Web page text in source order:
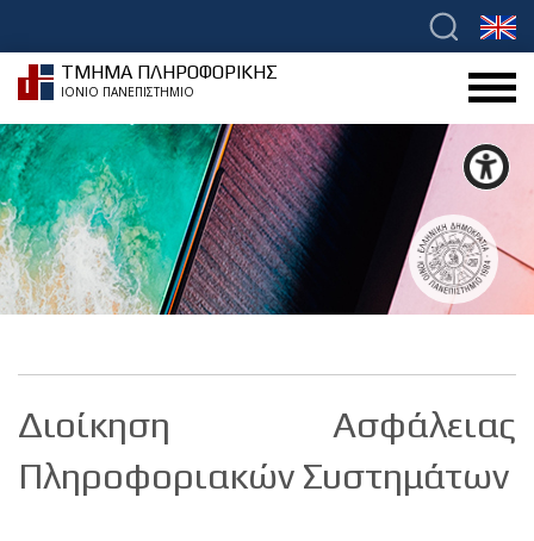
ΤΜΗΜΑ ΠΛΗΡΟΦΟΡΙΚΗΣ
ΙΟΝΙΟ ΠΑΝΕΠΙΣΤΗΜΙΟ
Διοίκηση Ασφάλειας
Πληροφοριακών Συστημάτων